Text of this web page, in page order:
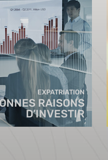
EXPATRIATION
RAISONS
D’INVESTIR